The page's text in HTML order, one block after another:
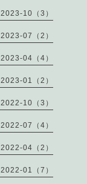
2023-10（3）
2023-07（2）
2023-04（4）
2023-01（2）
2022-10（3）
2022-07（4）
2022-04（2）
2022-01（7）